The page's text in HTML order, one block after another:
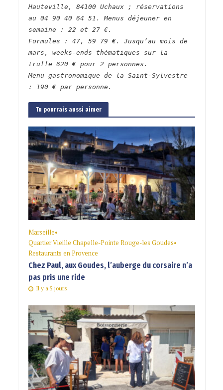
Hauteville, 84100 Uchaux ; réservations
au 04 90 40 64 51. Menus déjeuner en
semaine : 22 et 27 €.
Formules : 47, 59 79 €. Jusqu’au mois de
mars, weeks-ends thématiques sur la
truffe 620 € pour 2 personnes.
Menu gastronomique de la Saint-Sylvestre
: 190 € par personne.
Tu pourrais aussi aimer
Marseille•
Quartier Vieille Chapelle-Pointe Rouge-les Goudes•
Restaurants en Provence
Chez Paul, aux Goudes, l’auberge du corsaire n’a
pas pris une ride
Il y a 5 jours